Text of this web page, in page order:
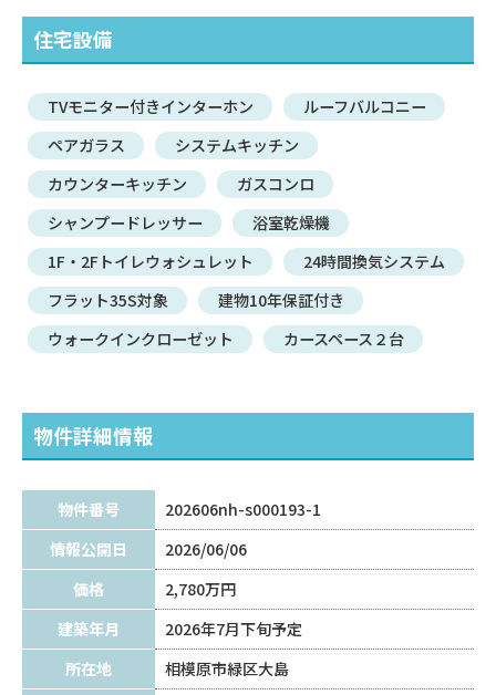
住宅設備
TVモニター付きインターホン
ルーフバルコニー
ペアガラス
システムキッチン
カウンターキッチン
ガスコンロ
シャンプードレッサー
浴室乾燥機
1F・2Fトイレウォシュレット
24時間換気システム
フラット35S対象
建物10年保証付き
ウォークインクローゼット
カースペース２台
物件詳細情報
物件番号
202606nh-s000193-1
情報公開日
2026/06/06
価格
2,780万円
建築年月
2026年7月下旬予定
所在地
相模原市緑区大島